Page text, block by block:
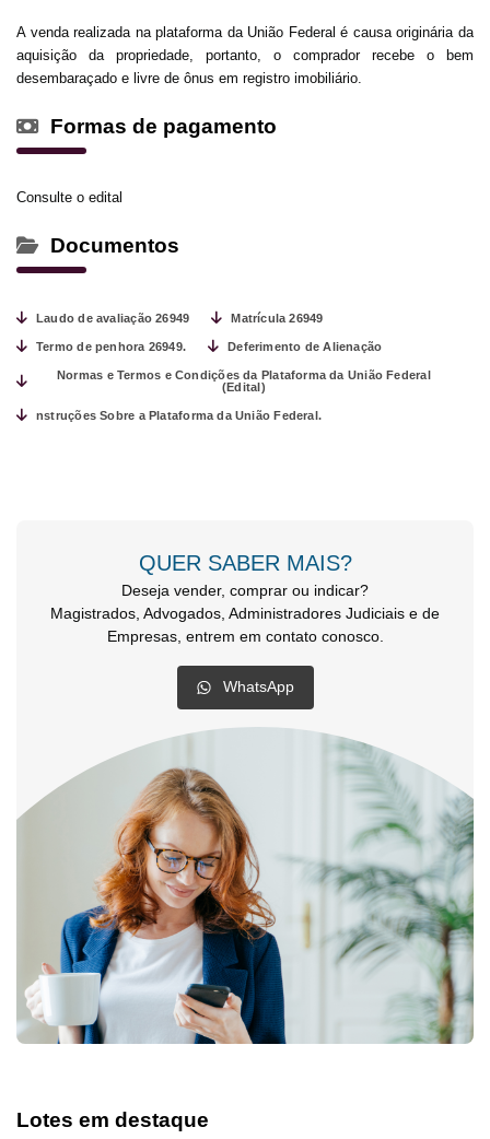
A venda realizada na plataforma da União Federal é causa originária da
aquisição da propriedade, portanto, o comprador recebe o bem
desembaraçado e livre de ônus em registro imobiliário.
Formas de pagamento
Consulte o edital
Documentos
Laudo de avaliação 26949 Matrícula 26949
Termo de penhora 26949. Deferimento de Alienação
Normas e Termos e Condições da Plataforma da União Federal
(Edital)
nstruções Sobre a Plataforma da União Federal.
QUER SABER MAIS?
Deseja vender, comprar ou indicar?
Magistrados, Advogados, Administradores Judiciais e de
Empresas, entrem em contato conosco.
WhatsApp
Lotes em destaque